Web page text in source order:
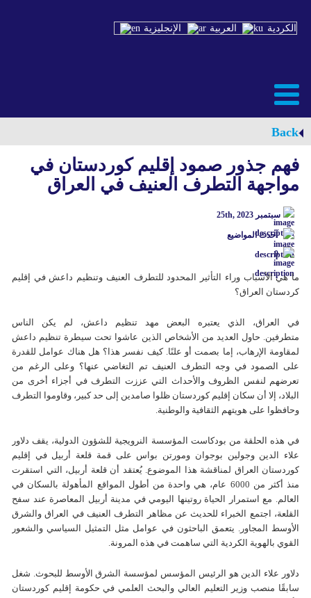
الإنجليزية العربية الكردية
Back
فهم جذور صمود إقلیم كوردستان في
مواجهة التطرف العنيف في العراق
سبتمبر 25th, 2023
آحدث المواضيع
0
ما هي الأسباب وراء التأثير المحدود للتطرف العنيف وتنظیم داعش في إقليم
كردستان العراق؟
في العراق، الذي يعتبره البعض مهد تنظيم داعش، لم يكن الناس
متطرفين. حاول العديد من الأشخاص الذين عاشوا تحت سيطرة تنظيم داعش
لمقاومة الإرهاب، إما بصمت أو علنًا. كيف نفسر هذا؟ هل هناك عوامل للقدرة
على الصمود في وجه التطرف العنيف تم التغاضي عنها؟ وعلى الرغم من
تعرضهم لنفس الظروف والأحداث التي عززت التطرف في أجزاء أخرى من
البلاد، إلا أن سكان إقلیم كوردستان ظلوا صامدين إلى حد كبير، وقاوموا التطرف
وحافظوا على هويتهم الثقافية والوطنية.
في هذه الحلقة من بودكاست المؤسسة النرویجیة للشؤون الدولیة، يقف دلاور
علاء الدين وجولين بوجوان ومورتن بواس على قمة قلعة أربيل في إقليم
كوردستان العراق لمناقشة هذا الموضوع. يُعتقد أن قلعة أربيل، التي استقرت
منذ أكثر من 6000 عام، هي واحدة من أطول المواقع المأهولة بالسكان في
العالم. مع استمرار الحياة روتينها اليومي في مدينة أربيل المعاصرة عند سفح
القلعة، اجتمع الخبراء للحديث عن مظاهر التطرف العنيف في العراق والشرق
الأوسط المجاور. يتعمق الباحثون في عوامل مثل التمثيل السياسي والشعور
القوي بالهوية الكردية التي ساهمت في هذه المرونة.
دلاور علاء الدين هو الرئيس المؤسس لمؤسسة الشرق الأوسط للبحوث. شغل
سابقًا منصب وزير التعليم العالي والبحث العلمي في حكومة إقليم كوردستان